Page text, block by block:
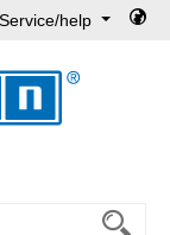
Service/help